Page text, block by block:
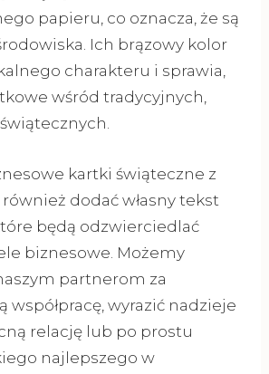
papieru, co oznacza, że są
Ich brązowy kolor
charakteru i sprawia,
wśród tradycyjnych,
kartki świąteczne z
dodać własny tekst
będą odzwierciedlać
biznesowe. Możemy
partnerom za
współpracę, wyrazić nadzieje
relację lub po prostu
najlepszego w